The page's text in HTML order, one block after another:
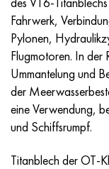
Fahrwerk,
Pylonen,
Flugmotoren. In der
Ummantelung und
der
eine Verwendung,
und Schiffsrumpf.
Titanblech der OT-